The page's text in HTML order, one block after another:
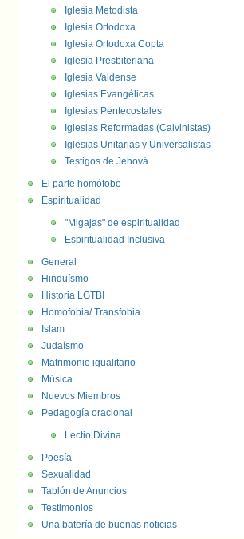
Iglesia Metodista
Iglesia Ortodoxa
Iglesia Ortodoxa Copta
Iglesia Presbiteriana
Iglesia Valdense
Iglesias Evangélicas
Iglesias Pentecostales
Iglesias Reformadas (Calvinistas)
Iglesias Unitarias y Universalistas
Testigos de Jehová
El parte homófobo
Espiritualidad
"Migajas" de espiritualidad
Espiritualidad Inclusiva
General
Hinduísmo
Historia LGTBI
Homofobia/ Transfobia.
Islam
Judaísmo
Matrimonio igualitario
Música
Nuevos Miembros
Pedagogía oracional
Lectio Divina
Poesía
Sexualidad
Tablón de Anuncios
Testimonios
Una batería de buenas noticias